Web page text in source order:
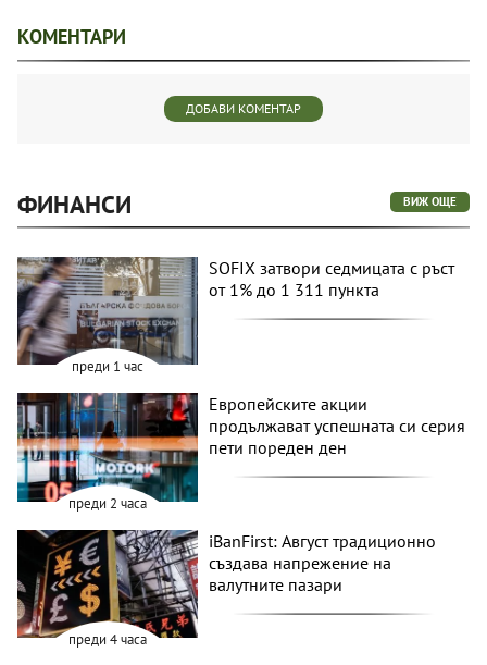
КОМЕНТАРИ
ДОБАВИ КОМЕНТАР
ФИНАНСИ ВИЖ ОЩЕ
преди 1 час
SOFIX затвори седмицата с ръст
от 1% до 1 311 пункта
преди 2 часа
Европейските акции
продължават успешната си серия
пети пореден ден
преди 4 часа
iBanFirst: Август традиционно
създава напрежение на
валутните пазари